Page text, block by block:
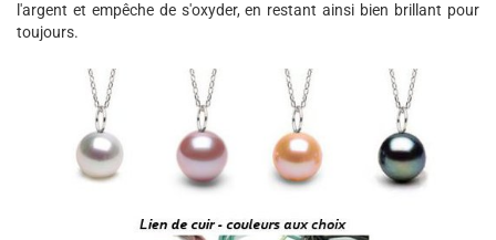
l'argent et empêche de s'oxyder, en restant ainsi bien brillant pour
toujours.